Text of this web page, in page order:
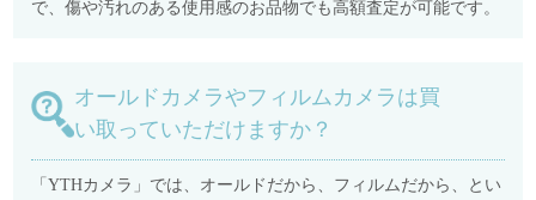
で、傷や汚れのある使用感のお品物でも高額査定が可能です。
オールドカメラやフィルムカメラは買
い取っていただけますか？
「YTHカメラ」では、オールドだから、フィルムだから、とい